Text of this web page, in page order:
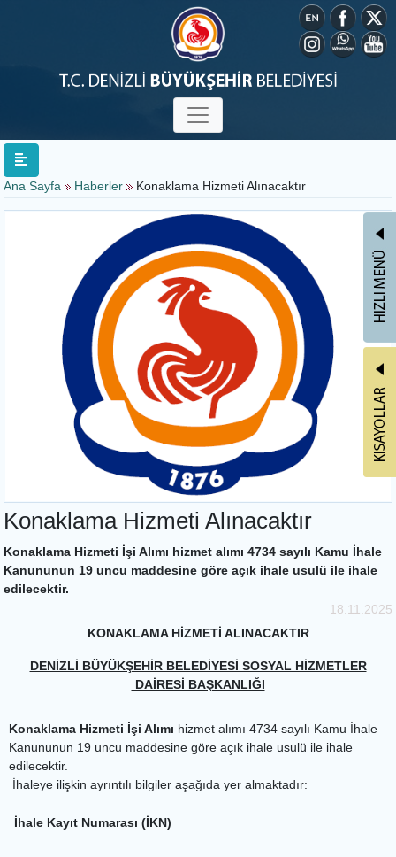
Ana Sayfa Haberler Konaklama Hizmeti Alınacaktır
Konaklama Hizmeti Alınacaktır
Konaklama Hizmeti İşi Alımı hizmet alımı 4734 sayılı Kamu İhale
Kanununun 19 uncu maddesine göre açık ihale usulü ile ihale
edilecektir.
18.11.2025
KONAKLAMA HİZMETİ ALINACAKTIR
DENİZLİ BÜYÜKŞEHİR BELEDİYESİ SOSYAL HİZMETLER
DAİRESİ BAŞKANLIĞI
Konaklama Hizmeti İşi Alımı hizmet alımı 4734 sayılı Kamu İhale
Kanununun 19 uncu maddesine göre açık ihale usulü ile ihale
edilecektir.
İhaleye ilişkin ayrıntılı bilgiler aşağıda yer almaktadır:
İhale Kayıt Numarası (İKN)